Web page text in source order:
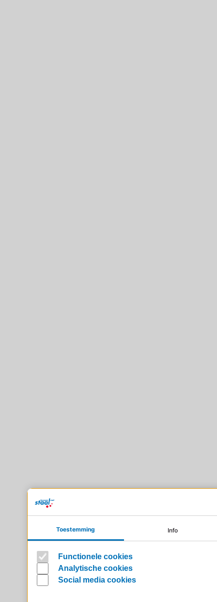
Toestemming Info
Functionele cookies
Analytische cookies
Social media cookies